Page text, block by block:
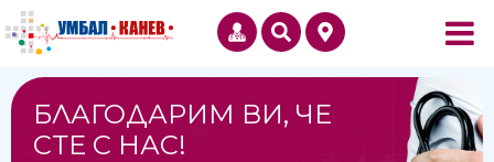
БЛАГОДАРИМ ВИ, ЧЕ
СТЕ С НАС!